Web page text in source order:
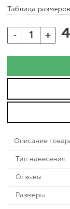
Таблица размеров
- +
Описание
Тип нанесения
Отзывы
Размеры